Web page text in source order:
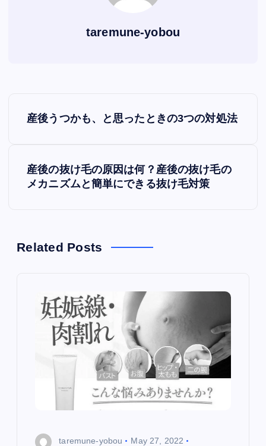
taremune-yobou
a
産後うつかも、と思ったときの3つの対処法
産後の抜け毛の原因は何？産後の抜け毛の
メカニズムと簡単にできる抜け毛対策
Related Posts
taremune-yobou
May 27, 2022